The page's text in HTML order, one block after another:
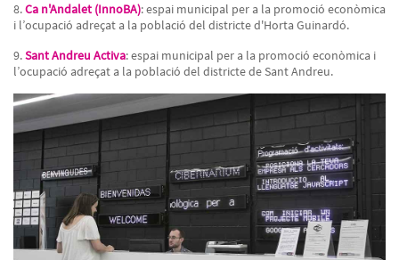
8.Ca n'Andalet (InnoBA): espai municipal per a la promoció econòmica
i l’ocupació adreçat a la població del districte d'Horta Guinardó.
9.Sant Andreu Activa: espai municipal per a la promoció econòmica i
l’ocupació adreçat a la població del districte de Sant Andreu.